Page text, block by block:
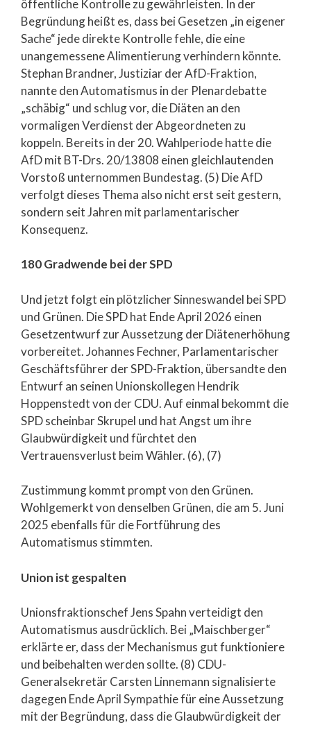
öffentliche Kontrolle zu gewährleisten. In der
Begründung heißt es, dass bei Gesetzen „in eigener
Sache“ jede direkte Kontrolle fehle, die eine
unangemessene Alimentierung verhindern könnte.
Stephan Brandner, Justiziar der AfD-Fraktion,
nannte den Automatismus in der Plenardebatte
„schäbig“ und schlug vor, die Diäten an den
vormaligen Verdienst der Abgeordneten zu
koppeln. Bereits in der 20. Wahlperiode hatte die
AfD mit BT-Drs. 20/13808 einen gleichlautenden
Vorstoß unternommen Bundestag. (5) Die AfD
verfolgt dieses Thema also nicht erst seit gestern,
sondern seit Jahren mit parlamentarischer
Konsequenz.
180 Gradwende bei der SPD
Und jetzt folgt ein plötzlicher Sinneswandel bei SPD
und Grünen. Die SPD hat Ende April 2026 einen
Gesetzentwurf zur Aussetzung der Diätenerhöhung
vorbereitet. Johannes Fechner, Parlamentarischer
Geschäftsführer der SPD-Fraktion, übersandte den
Entwurf an seinen Unionskollegen Hendrik
Hoppenstedt von der CDU. Auf einmal bekommt die
SPD scheinbar Skrupel und hat Angst um ihre
Glaubwürdigkeit und fürchtet den
Vertrauensverlust beim Wähler. (6), (7)
Zustimmung kommt prompt von den Grünen.
Wohlgemerkt von denselben Grünen, die am 5. Juni
2025 ebenfalls für die Fortführung des
Automatismus stimmten.
Union ist gespalten
Unionsfraktionschef Jens Spahn verteidigt den
Automatismus ausdrücklich. Bei „Maischberger“
erklärte er, dass der Mechanismus gut funktioniere
und beibehalten werden sollte. (8) CDU-
Generalsekretär Carsten Linnemann signalisierte
dagegen Ende April Sympathie für eine Aussetzung
mit der Begründung, dass die Glaubwürdigkeit der